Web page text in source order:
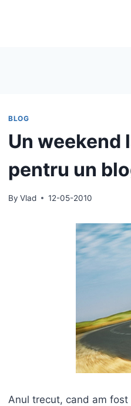
BLOG
Un weekend
pentru un
By Vlad 12-05-2010
Anul trecut, cand am